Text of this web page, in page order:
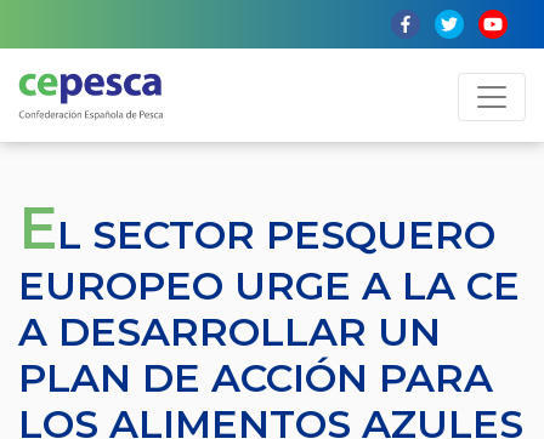
EL SECTOR PESQUERO
EUROPEO URGE A LA CE
A DESARROLLAR UN
PLAN DE ACCIÓN PARA
LOS ALIMENTOS AZULES